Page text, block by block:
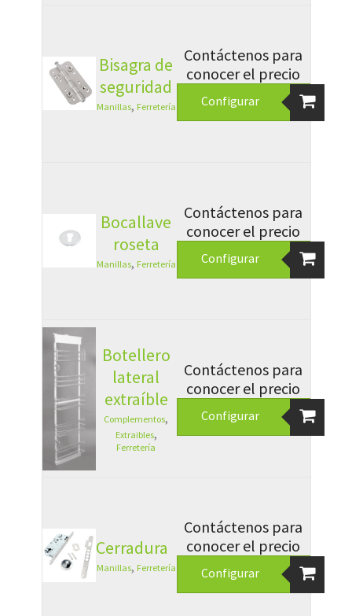
Bisagra de
seguridad
Manillas, Ferretería
Contáctenos para
conocer el precio
Configurar
Bocallave
roseta
Manillas, Ferretería
Contáctenos para
conocer el precio
Configurar
Botellero
lateral
extraíble
Complementos,
Extraibles,
Ferretería
Contáctenos para
conocer el precio
Configurar
Cerradura
Manillas, Ferretería
Contáctenos para
conocer el precio
Configurar